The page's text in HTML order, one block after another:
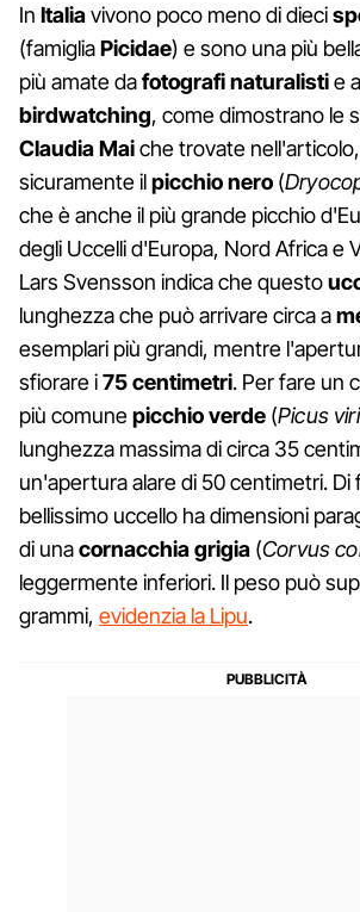
In Italiavivono poco meno di dieci
(famigliaPicidae) e sono una più
più amate dafotografi naturalistie
birdwatching, come dimostrano le
Claudia Maiche trovate
sicuramente ilpicchio nero (
che è anche il più grande picchio
degli Uccelli d'Europa, Nord Africa e
Lars Svensson indica che questo
lunghezza che può arrivare circa a
esemplari più grandi, mentre
sfiorare i75 centimetri. Per fare un
più comunepicchio verde (Picus
lunghezza massima di circa 35
un'apertura alare di 50 centimetri.
bellissimo uccello ha dimensioni
di unacornacchia grigia (Corvus
leggermente inferiori. Il peso può
grammi, evidenzia la Lipu.